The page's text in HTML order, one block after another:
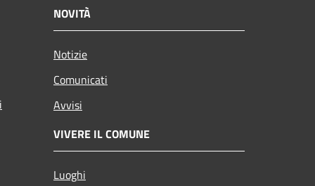
NOVITÀ
Notizie
Comunicati
Avvisi
VIVERE IL COMUNE
Luoghi